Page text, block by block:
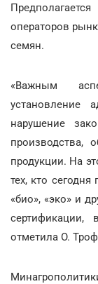
операторов
семян.
«Важным
установление
нарушение
производства,
продукции. На
тех, кто
«био», «эко» и
сертификации,
отметила О.